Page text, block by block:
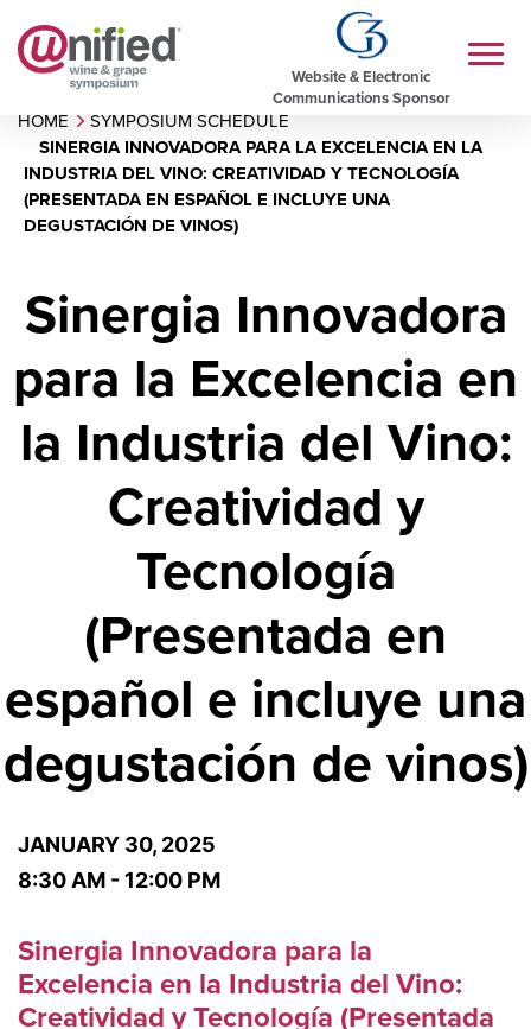
Website & Electronic
Communications Sponsor
HOME SYMPOSIUM SCHEDULE
SINERGIA INNOVADORA PARA LA EXCELENCIA EN LA
INDUSTRIA DEL VINO: CREATIVIDAD Y TECNOLOGÍA
(PRESENTADA EN ESPAÑOL E INCLUYE UNA
DEGUSTACIÓN DE VINOS)
Sinergia Innovadora
para la Excelencia en
la Industria del Vino:
Creatividad y
Tecnología
(Presentada en
español e incluye una
degustación de vinos)
JANUARY 30, 2025
8:30 AM - 12:00 PM
Sinergia Innovadora para la
Excelencia en la Industria del Vino:
Creatividad y Tecnología (Presentada